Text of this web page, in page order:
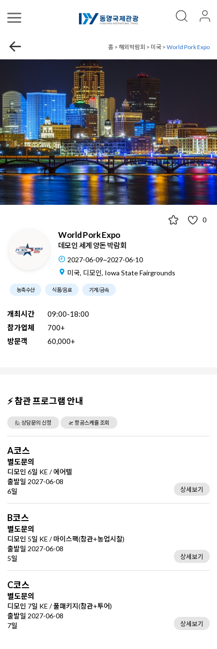
홈 > 해외박람회 > 미국 > World Pork Expo
0
World Pork Expo
데모인 세계 양돈 박람회
2027-06-09~2027-06-10
미국, 디모인, Iowa State Fairgrounds
농축수산 식품/음료 기계/금속
개최시간
09:00-18:00
참가업체
700+
방문객
60,000+
⚡ 참관 프로그램 안내
🙋 상담문의 신청 🛫 항공스케쥴 조회
A코스
별도문의
디모인 6일 KE / 에어텔
출발일 2027-06-08
6일
상세보기
B코스
별도문의
디모인 5일 KE / 마이스팩(참관+농업시찰)
출발일 2027-06-08
5일
상세보기
C코스
별도문의
디모인 7일 KE / 풀패키지(참관+투어)
출발일 2027-06-08
7일
상세보기